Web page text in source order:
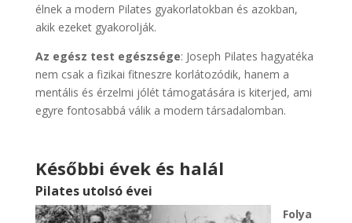
élnek a modern Pilates gyakorlatokban és azokban,
akik ezeket gyakorolják.
Az egész test egészsége: Joseph Pilates hagyatéka
nem csak a fizikai fitneszre korlátozódik, hanem a
mentális és érzelmi jólét támogatására is kiterjed, ami
egyre fontosabbá válik a modern társadalomban.
Későbbi évek és halál
Pilates utolsó évei
Folya